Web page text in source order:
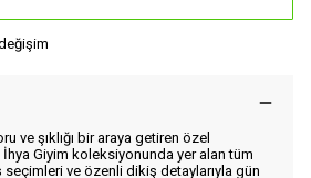
ve şıklığı bir araya getiren özel
İhya Giyim koleksiyonunda yer alan tüm
seçimleri ve özenli dikiş detaylarıyla gün